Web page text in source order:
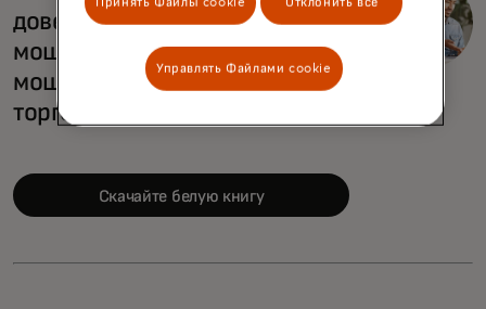
доверия через борьбу с
мошенническими сайтами и
мошенническими
торговцами
Скачайте белую книгу
Управлять Файлами cookie